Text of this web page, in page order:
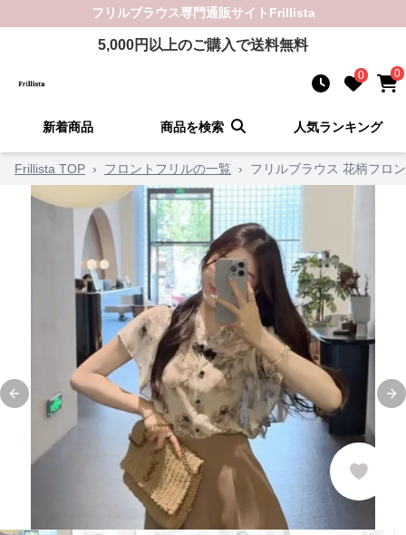
フリルブラウス専門通販サイト Frillista
5,000円以上のご購入で送料無料
0 0
新着商品 商品を検索 人気ランキング
Frillista TOP › フロントフリルの一覧 › フリルブラウス 花柄フロ
Previous slide